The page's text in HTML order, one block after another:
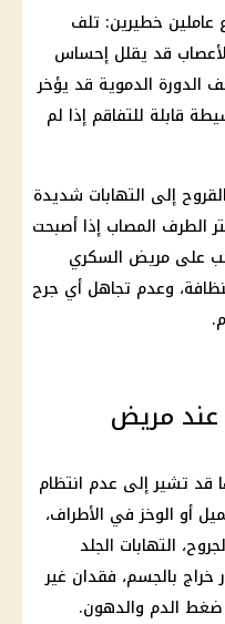
عاملين خطيرين: تلف
قد يقلل إحساس
الدورة الدموية قد يؤخر
قابلة للتفاقم إذا لم
إلى التهابات شديدة
الطرف المصاب إذا أصبحت
على مريض السكري
وعدم تجاهل أي جرح
عند مريض
قد تشير إلى عدم انتظام
أو الوخز في الأطراف،
التهابات الجلد
خراج بالجسم، فقدان غير
ضغط الدم والدهون.